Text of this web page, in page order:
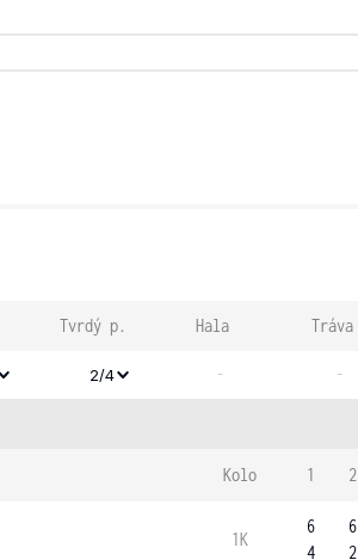
Tvrdý p. Hala Tráva
2/4 - -
Kolo 1 2
1K
6
4
6
2